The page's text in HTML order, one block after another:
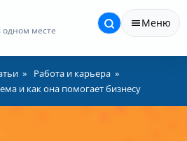
одном месте
Меню
Работа и карьера
и как она помогает бизнесу